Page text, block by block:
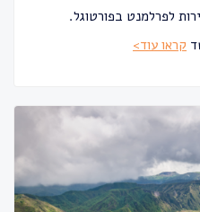
הבחירות לפרלמנט בפורטוגל.
קראו עוד>